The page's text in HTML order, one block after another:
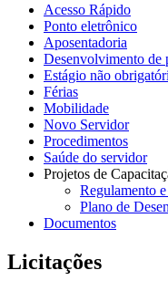
Acesso Rápido
Ponto eletrônico
Aposentadoria
Desenvolvimento de
Estágio não
Férias
Mobilidade
Novo Servidor
Procedimentos
Saúde do servidor
Projetos de
Regulamento
Plano de
Documentos
Licitações